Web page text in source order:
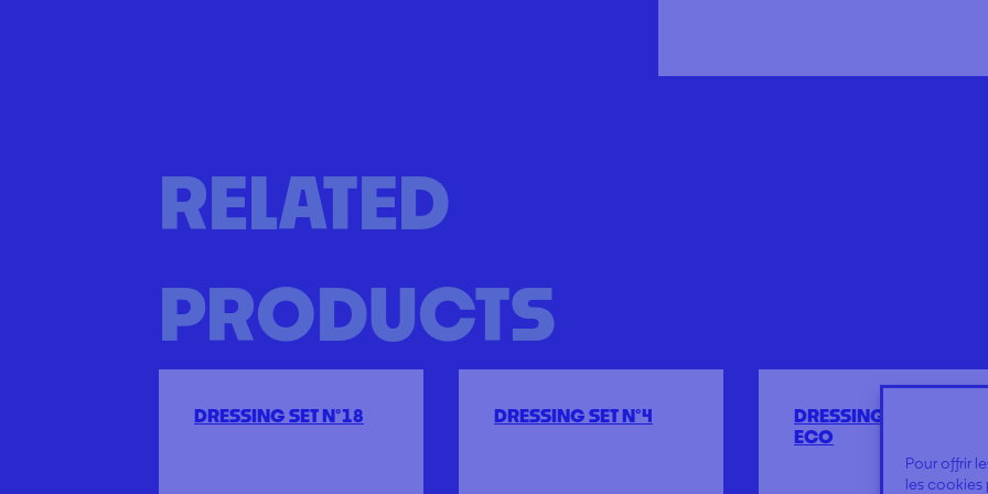
Pour offrir
les cookies
RELATED
PRODUCTS
DRESSING SET N°18 DRESSING SET N°4
DRESSING SET N°1
ECO